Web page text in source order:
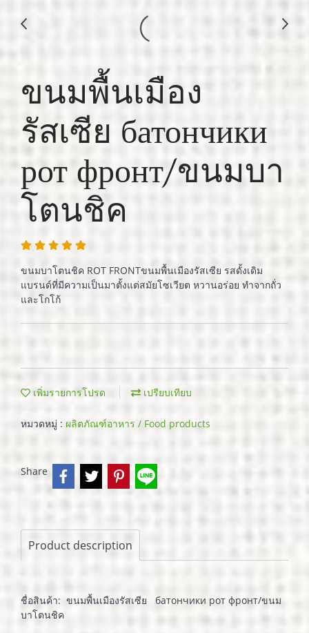
ขนมพื้นเมือง
รัสเซีย батончики
рот фронт/ขนมบา
โตนชิค
ขนมบาโตนชิค ROT FRONTขนมพื้นเมืองรัสเซีย รสดั้งเดิม
แบรนด์ที่มีความเป็นมาตั้งแต่สมัยโซเวียต หวานอร่อย ทำจากถั่ว
และโกโก้
เพิ่มรายการโปรด เปรียบเทียบ
หมวดหมู่ : ผลิตภัณฑ์อาหาร / Food products
Share
Product description
ชื่อสินค้า: ขนมพื้นเมืองรัสเซีย батончики рот фронт/ขนม
บาโตนชิค